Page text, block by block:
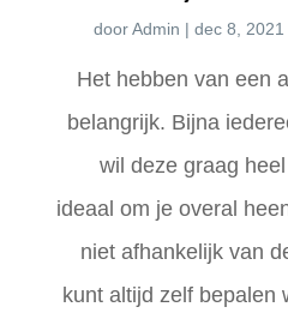
doorAdmin | dec 8, 2021
Het hebben van een
belangrijk. Bijna
wil deze graag
ideaal om je overal
niet afhankelijk van
kunt altijd zelf bepalen